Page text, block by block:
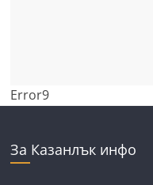
Error9
За Казанлък инфо